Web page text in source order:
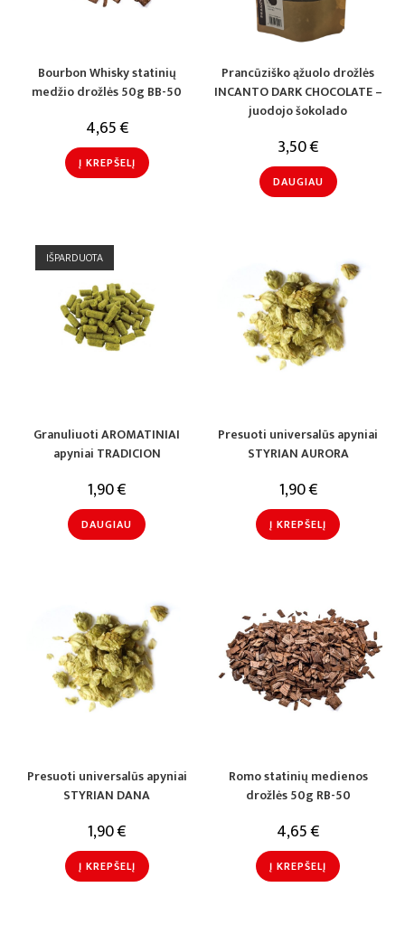
Bourbon Whisky statinių
medžio drožlės 50g BB-50
4,65€
Į KREPŠELĮ
Prancūziško ąžuolo drožlės
INCANTO DARK CHOCOLATE –
juodojo šokolado
3,50€
DAUGIAU
IŠPARDUOTA
Granuliuoti AROMATINIAI
apyniai TRADICION
1,90€
DAUGIAU
Presuoti universalūs apyniai
STYRIAN AURORA
1,90€
Į KREPŠELĮ
Presuoti universalūs apyniai
STYRIAN DANA
1,90€
Į KREPŠELĮ
Romo statinių medienos
drožlės 50g RB-50
4,65€
Į KREPŠELĮ